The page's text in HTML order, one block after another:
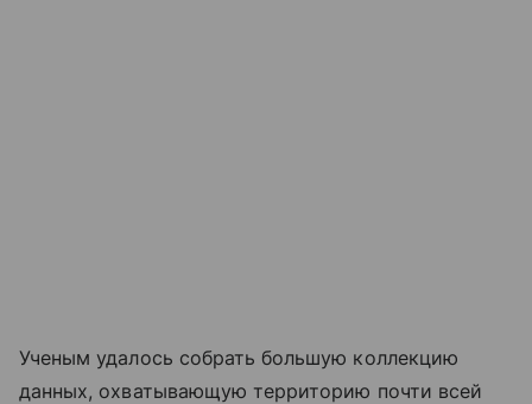
Ученым удалось собрать большую коллекцию
данных, охватывающую территорию почти всей